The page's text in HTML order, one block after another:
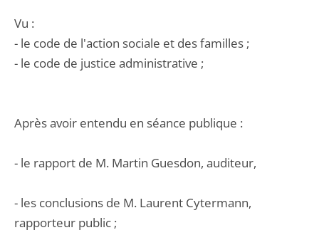
Vu :
- le code de l'action sociale et des familles ;
- le code de justice administrative ;
Après avoir entendu en séance publique :
- le rapport de M. Martin Guesdon, auditeur,
- les conclusions de M. Laurent Cytermann,
rapporteur public ;